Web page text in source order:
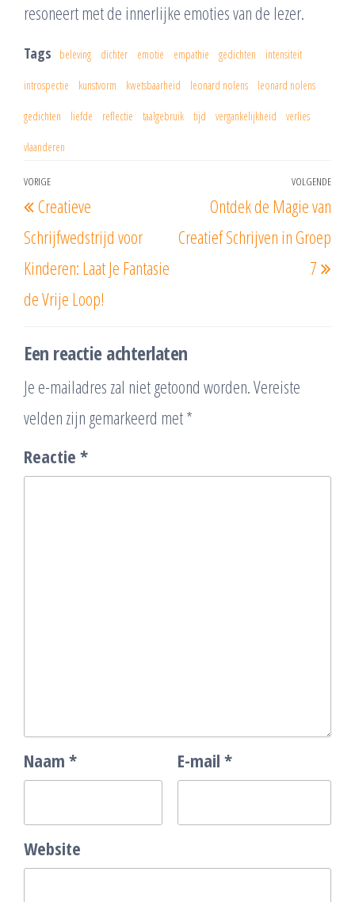
resoneert met de innerlijke emoties van de lezer.
Tags beleving dichter emotie empathie gedichten intensiteit
introspectie kunstvorm kwetsbaarheid leonard nolens leonard nolens
gedichten liefde reflectie taalgebruik tijd vergankelijkheid verlies
vlaanderen
Berichtnavigatie
Vorig
bericht
VORIGE
Creatieve
Schrijfwedstrijd voor
Kinderen: Laat Je Fantasie
de Vrije Loop!
VOLGENDE
Ontdek de Magie van
Creatief Schrijven in Groep
7
Een reactie achterlaten
Je e-mailadres zal niet getoond worden.Vereiste
velden zijn gemarkeerd met*
Reactie *
Naam * E-mail *
Website